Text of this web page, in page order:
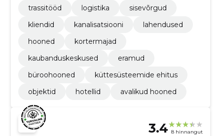
trassitööd
logistika
sisevõrgud
kliendid
kanalisatsiooni
lahendused
hooned
kortermajad
kaubanduskeskused
eramud
büroohooned
küttesüsteemide ehitus
objektid
hotellid avalikud hooned
3.4 8 hinnangut